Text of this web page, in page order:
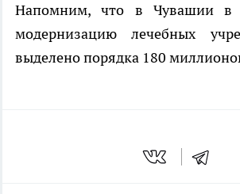
Напомним, что в Чувашии в
модернизацию лечебных
выделено порядка 180